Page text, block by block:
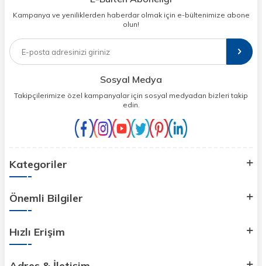
Kampanya ve yeniliklerden haberdar olmak için e-bültenimize abone
olun!
Sosyal Medya
Takipçilerimize özel kampanyalar için sosyal medyadan bizleri takip
edin.
Kategoriler
Önemli Bilgiler
Hızlı Erişim